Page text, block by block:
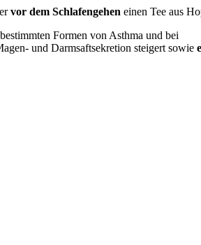
vor dem Schlafengehen einen Tee aus
Formen von Asthma und bei
und Darmsaftsekretion steigert sowie